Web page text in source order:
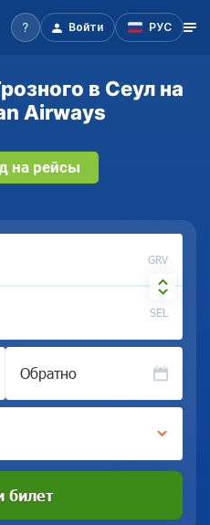
Войти РУС
в Сеул на
Airways
на рейсы
GRV
SEL
Обратно
билет